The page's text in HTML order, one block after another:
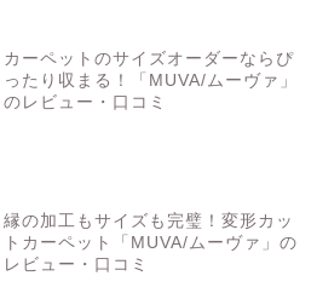
カーペットのサイズオーダーならぴ
ったり収まる！「MUVA/ムーヴァ」
のレビュー・口コミ
縁の加工もサイズも完璧！変形カッ
トカーペット「MUVA/ムーヴァ」の
レビュー・口コミ